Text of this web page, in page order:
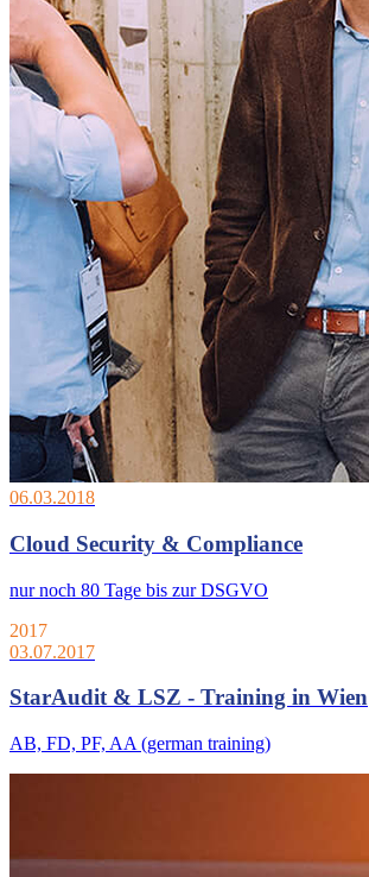
06.03.2018
Cloud Security & Compliance
nur noch 80 Tage bis zur DSGVO
2017
03.07.2017
StarAudit & LSZ - Training in Wien
AB, FD, PF, AA (german training)